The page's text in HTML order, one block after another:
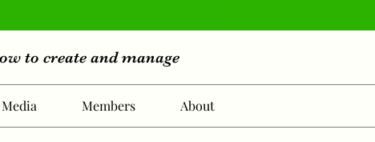
to create and manage
Media Members About